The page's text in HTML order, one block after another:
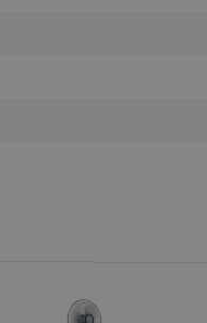
функционалност на уебсайта,
без строго необходими